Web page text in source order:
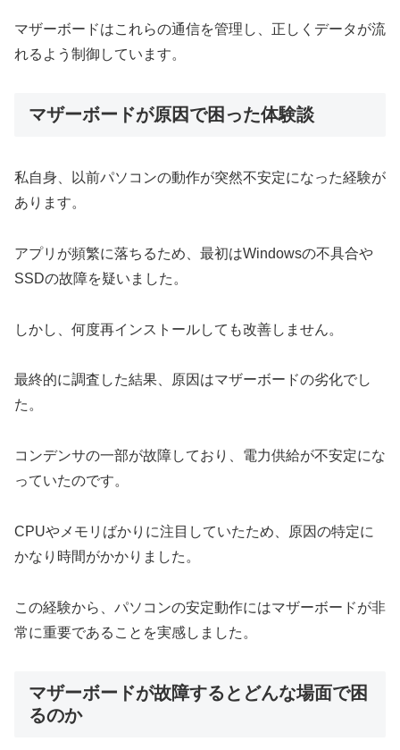
マザーボードはこれらの通信を管理し、正しくデータが流
れるよう制御しています。
マザーボードが原因で困った体験談
私自身、以前パソコンの動作が突然不安定になった経験が
あります。
アプリが頻繁に落ちるため、最初はWindowsの不具合や
SSDの故障を疑いました。
しかし、何度再インストールしても改善しません。
最終的に調査した結果、原因はマザーボードの劣化でし
た。
コンデンサの一部が故障しており、電力供給が不安定にな
っていたのです。
CPUやメモリばかりに注目していたため、原因の特定に
かなり時間がかかりました。
この経験から、パソコンの安定動作にはマザーボードが非
常に重要であることを実感しました。
マザーボードが故障するとどんな場面で困
るのか